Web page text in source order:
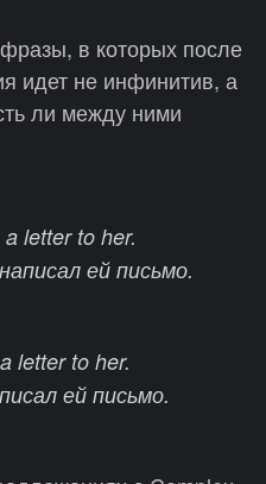
в которых после
идет не инфинитив, а
ли между ними
a letter to her.
ей письмо.
a letter to her.
ей письмо.